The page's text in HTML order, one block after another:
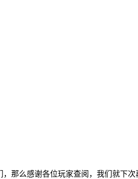
那么感谢各位玩家查阅，我们就下次